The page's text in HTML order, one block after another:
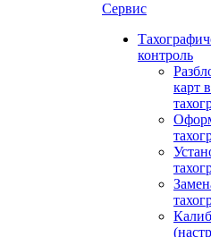
Сервис
контроль
карт